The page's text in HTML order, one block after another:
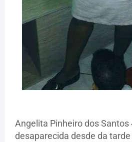
Angelita Pinheiro dos Santos
desaparecida desde da